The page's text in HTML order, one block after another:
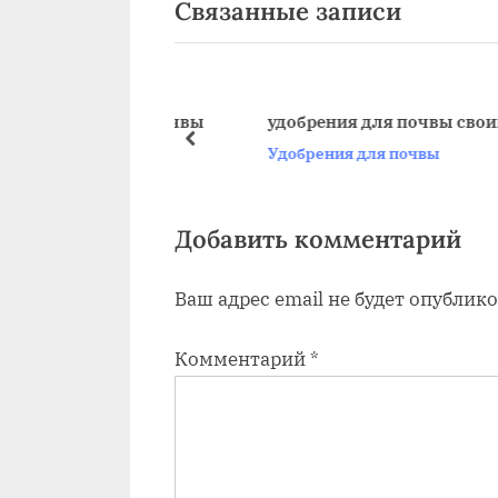
записям
д
ы
щ
з
п
с
Связанные записи
удобрения для почвы своими
Удобрения для почвы
пред
Добавить комментарий
Ваш адрес email не будет
Комментарий*